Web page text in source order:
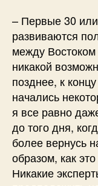
– Первые 30
развиваются
между
никакой
позднее, к
начались
я все равно
до того дня,
более вернусь
образом, как
Никакие